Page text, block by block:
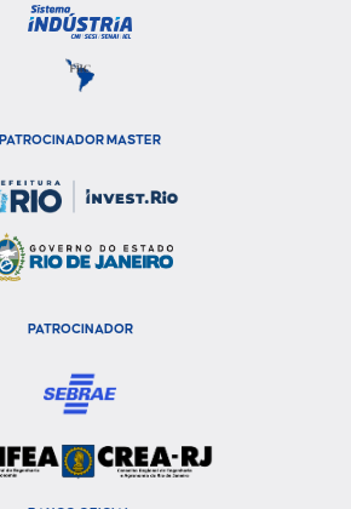
PATROCINADOR MASTER
PATROCINADOR